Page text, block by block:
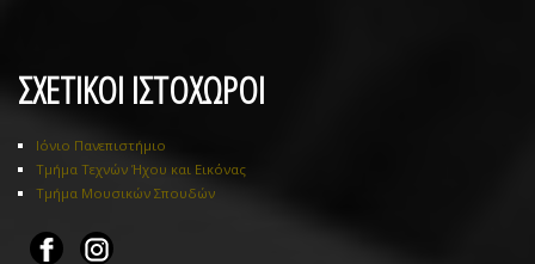
ΣΧΕΤΙΚΟΙ ΙΣΤΟΧΩΡΟΙ
Ιόνιο Πανεπιστήμιο
Τμήμα Τεχνών Ήχου και Εικόνας
Τμήμα Μουσικών Σπουδών